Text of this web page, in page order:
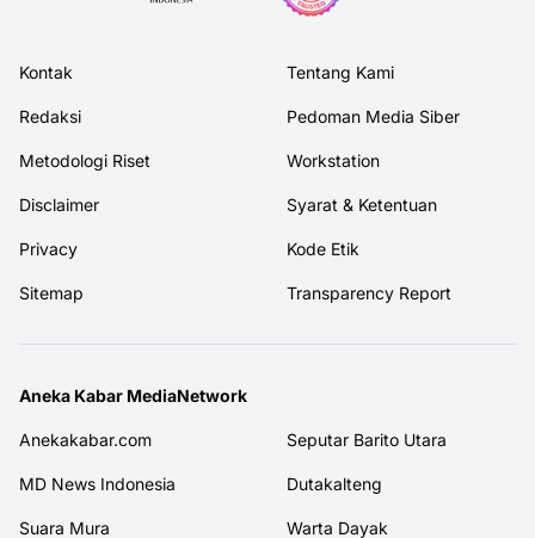
Kontak Tentang Kami
Redaksi Pedoman Media Siber
Metodologi Riset Workstation
Disclaimer Syarat & Ketentuan
Privacy Kode Etik
Sitemap Transparency Report
Aneka Kabar MediaNetwork
Anekakabar.com Seputar Barito Utara
MD News Indonesia Dutakalteng
Suara Mura Warta Dayak